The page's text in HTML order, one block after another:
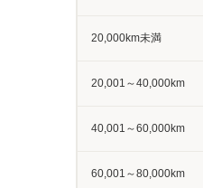
20,000km未満
20,001～40,000km
40,001～60,000km
60,001～80,000km